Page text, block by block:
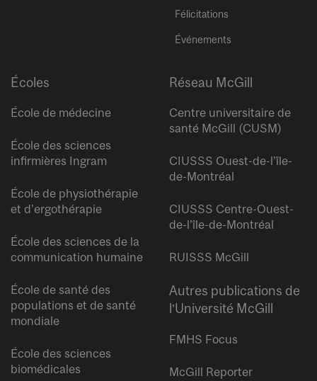
Félicitations
Événements
Écoles
École de médecine
École des sciences
infirmières Ingram
École de physiothérapie
et d’ergothérapie
École des sciences de la
communication humaine
École de santé des
populations et de santé
mondiale
École des sciences
biomédicales
Réseau McGill
Centre universitaire de
santé McGill (CUSM)
CIUSSS Ouest-de-l’île-
de-Montréal
CIUSSS Centre-Ouest-
de-l’île-de-Montréal
RUISSS McGill
Autres publications de
l’Université McGill
FMHS Focus
McGill Reporter